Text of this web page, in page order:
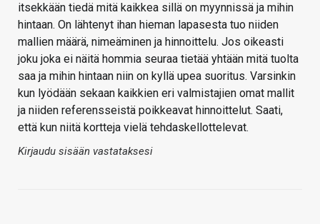
itsekkään tiedä mitä kaikkea sillä on myynnissä ja mihin
hintaan. On lähtenyt ihan hieman lapasesta tuo niiden
mallien määrä, nimeäminen ja hinnoittelu. Jos oikeasti
joku joka ei näitä hommia seuraa tietää yhtään mitä tuolta
saa ja mihin hintaan niin on kyllä upea suoritus. Varsinkin
kun lyödään sekaan kaikkien eri valmistajien omat mallit
ja niiden referensseistä poikkeavat hinnoittelut. Saati,
että kun niitä kortteja vielä tehdaskellottelevat.
Kirjaudu sisään vastataksesi